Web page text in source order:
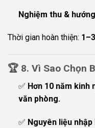
Nghiệm thu &
Thời gian hoàn thiện:
🏆 8. Vì Sao Chọn
✅ Hơn 10 năm kinh
văn phòng.
✅ Nguyên liệu